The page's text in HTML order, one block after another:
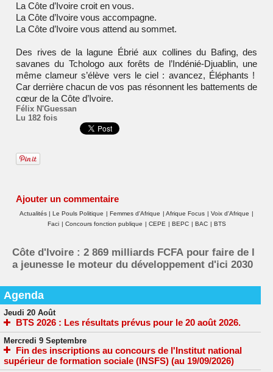
La Côte d’Ivoire croit en vous.
La Côte d’Ivoire vous accompagne.
La Côte d’Ivoire vous attend au sommet.
Des rives de la lagune Ébrié aux collines du Bafing, des
savanes du Tchologo aux forêts de l’Indénié-Djuablin, une
même clameur s’élève vers le ciel : avancez, Éléphants !
Car derrière chacun de vos pas résonnent les battements de
cœur de la Côte d’Ivoire.
Félix N'Guessan
Lu 182 fois
Ajouter un commentaire
Actualités | Le Pouls Politique | Femmes d'Afrique | Afrique Focus | Voix d'Afrique |
Faci | Concours fonction publique | CEPE | BEPC | BAC | BTS
Côte d'Ivoire : 2 869 milliards FCFA pour faire de l
a jeunesse le moteur du développement d'ici 2030
Agenda
Jeudi 20 Août
BTS 2026 : Les résultats prévus pour le 20 août 2026.
Mercredi 9 Septembre
Fin des inscriptions au concours de l'Institut national
supérieur de formation sociale (INSFS) (au 19/09/2026)